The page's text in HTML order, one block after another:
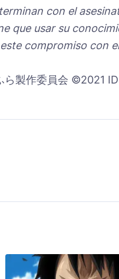
con el
que usar su
compromiso con
製作委員会 ©2021